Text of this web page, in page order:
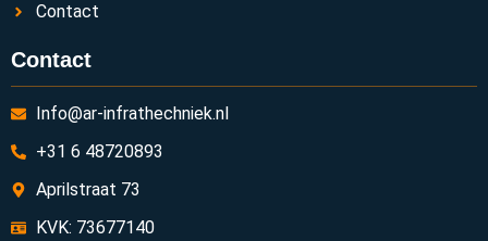
Contact
Contact
Info@ar-infrathechniek.nl
+31 6 48720893
Aprilstraat 73
KVK: 73677140